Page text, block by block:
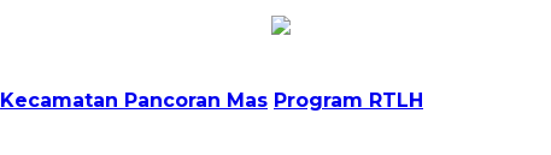
Kecamatan Pancoran Mas Program RTLH